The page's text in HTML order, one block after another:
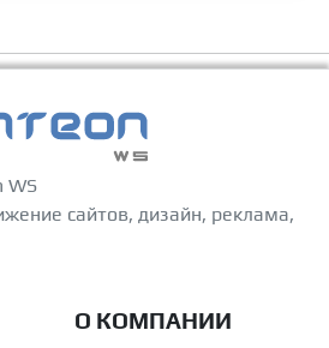
WS
сайтов, дизайн, реклама,
О КОМПАНИИ